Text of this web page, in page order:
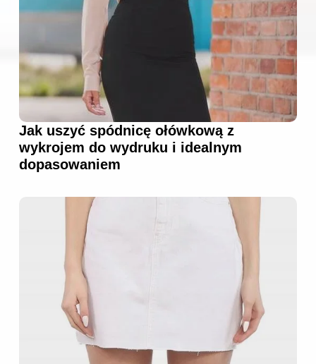
Jak uszyć spódnicę ołówkową z
wykrojem do wydruku i idealnym
dopasowaniem